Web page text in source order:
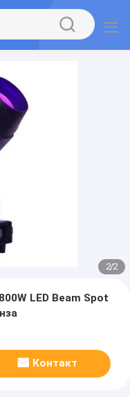
2/2
LED Beam Spot
Контакт